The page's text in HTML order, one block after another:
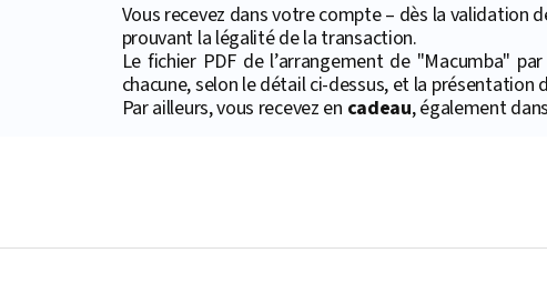
Vous recevez dans votre compte – dès la validation
prouvant la légalité de la transaction.
Le fichier PDF de l’arrangement de "Macumba"
chacune, selon le détail ci-dessus, et la présentation
Par ailleurs, vous recevez en cadeau, également